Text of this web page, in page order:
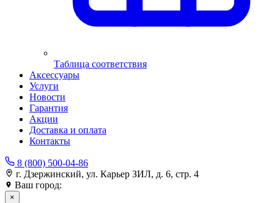
Таблица соответствия
Аксессуары
Услуги
Новости
Гарантия
Акции
Доставка и оплата
Контакты
8 (800) 500-04-86
г. Дзержинский, ул. Карьер ЗИЛ, д. 6, стр. 4
Ваш город:
×